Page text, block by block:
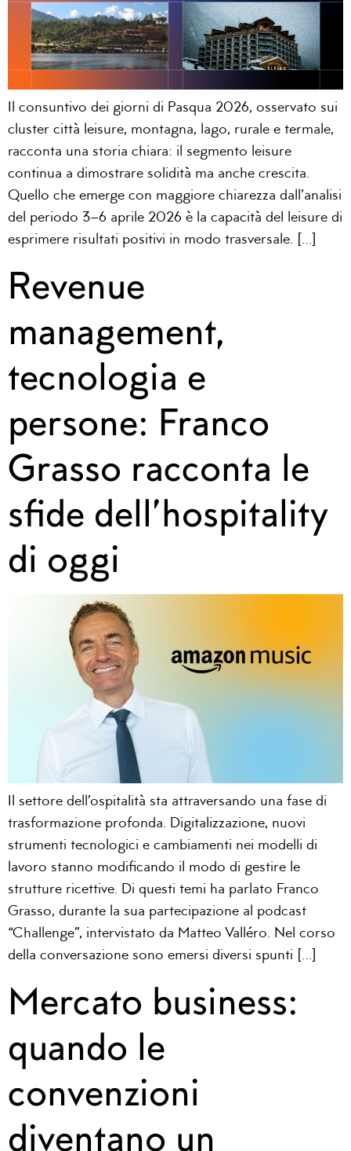
Il consuntivo dei giorni di Pasqua 2026, osservato sui
cluster città leisure, montagna, lago, rurale e termale,
racconta una storia chiara: il segmento leisure
continua a dimostrare solidità ma anche crescita.
Quello che emerge con maggiore chiarezza dall’analisi
del periodo 3–6 aprile 2026 è la capacità del leisure di
esprimere risultati positivi in modo trasversale. […]
Revenue
management,
tecnologia e
persone: Franco
Grasso racconta le
sfide dell’hospitality
di oggi
Il settore dell’ospitalità sta attraversando una fase di
trasformazione profonda. Digitalizzazione, nuovi
strumenti tecnologici e cambiamenti nei modelli di
lavoro stanno modificando il modo di gestire le
strutture ricettive. Di questi temi ha parlato Franco
Grasso, durante la sua partecipazione al podcast
“Challenge”, intervistato da Matteo Valléro. Nel corso
della conversazione sono emersi diversi spunti […]
Mercato business:
quando le
convenzioni
diventano un